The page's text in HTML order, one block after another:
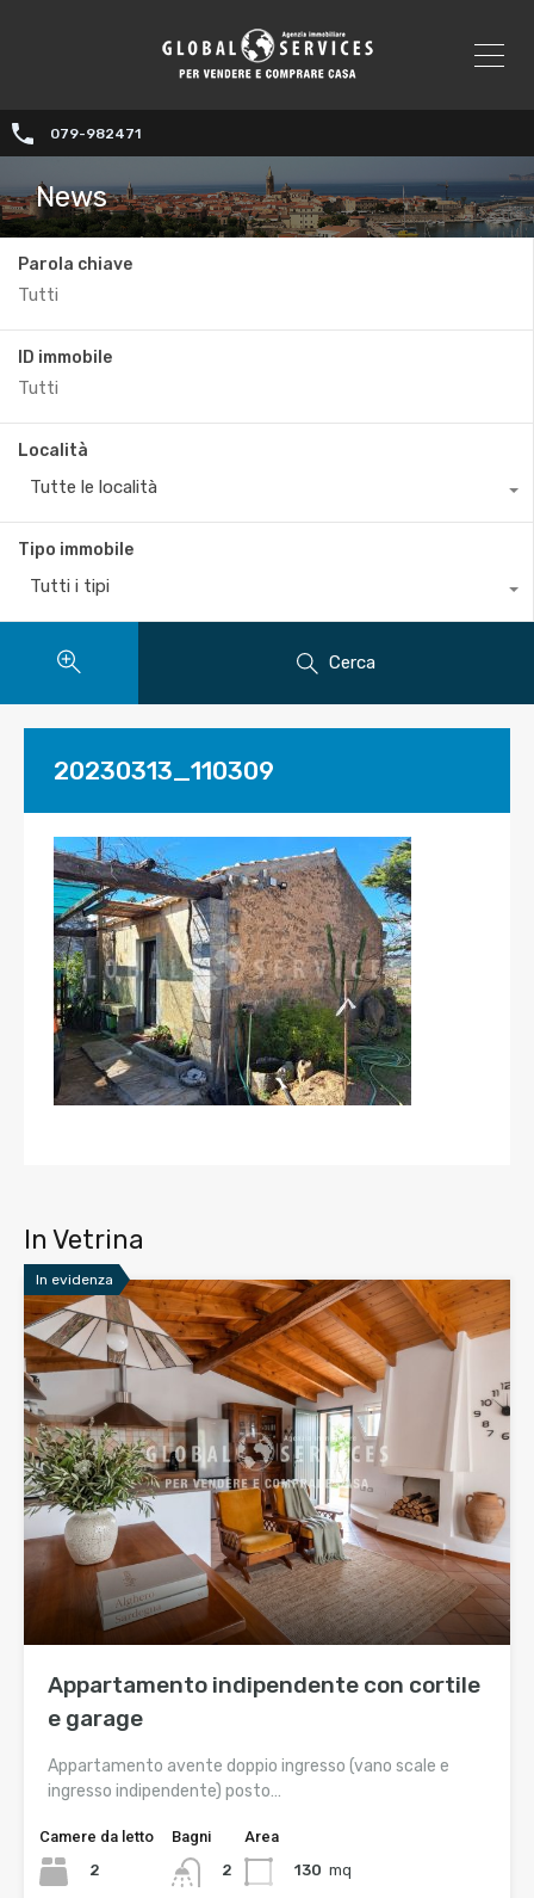
079-982471
News
Parola chiave
ID immobile
Località
Tutte le località
Tipo immobile
Tutti i tipi
Cerca
20230313_110309
In Vetrina
In evidenza
Appartamento indipendente con cortile
e garage
Appartamento avente doppio ingresso (vano scale e
ingresso indipendente) posto…
Camere da letto
2
Bagni
2
Area
130 mq